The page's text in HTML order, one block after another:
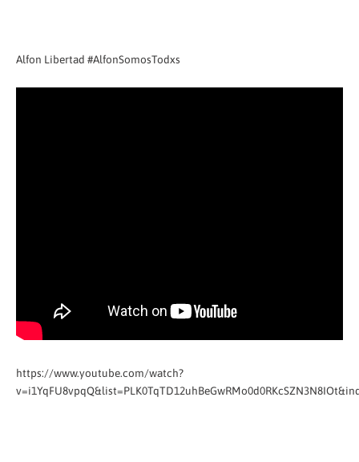
Alfon Libertad #AlfonSomosTodxs
https://www.youtube.com/watch?